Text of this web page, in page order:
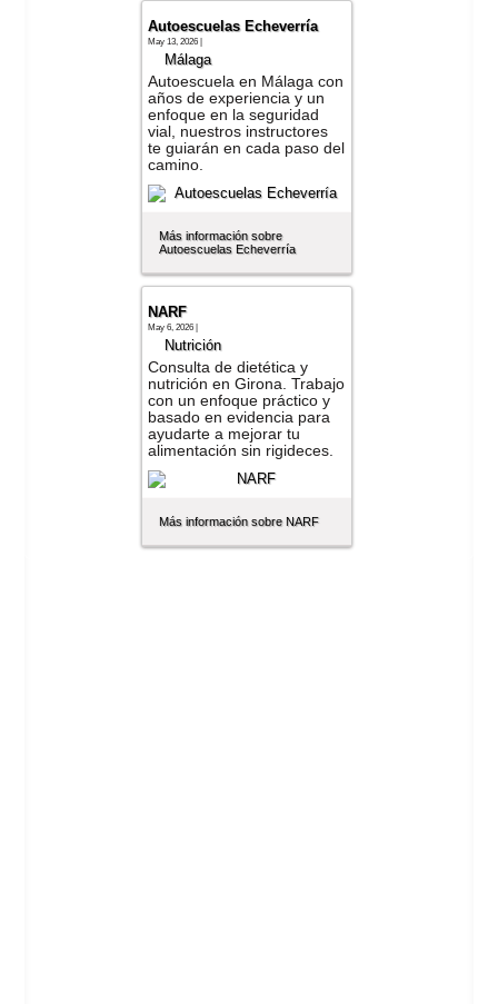
Autoescuelas Echeverría
May 13, 2026 |
Málaga
Autoescuela en Málaga con
años de experiencia y un
enfoque en la seguridad
vial, nuestros instructores
te guiarán en cada paso del
camino.
Más información sobre
Autoescuelas Echeverría
NARF
May 6, 2026 |
Nutrición
Consulta de dietética y
nutrición en Girona. Trabajo
con un enfoque práctico y
basado en evidencia para
ayudarte a mejorar tu
alimentación sin rigideces.
Más información sobre NARF